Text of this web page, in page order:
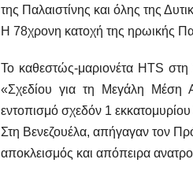
της Παλαιστίνης και όλης της
Η 78χρονη κατοχή της ηρωικής
Το καθεστώς-μαριονέτα HTS
«Σχεδίου για τη Μεγάλη Μέση
εντοπισμό σχεδόν 1
Στη Βενεζουέλα, απήγαγαν τον
αποκλεισμός και απόπειρα